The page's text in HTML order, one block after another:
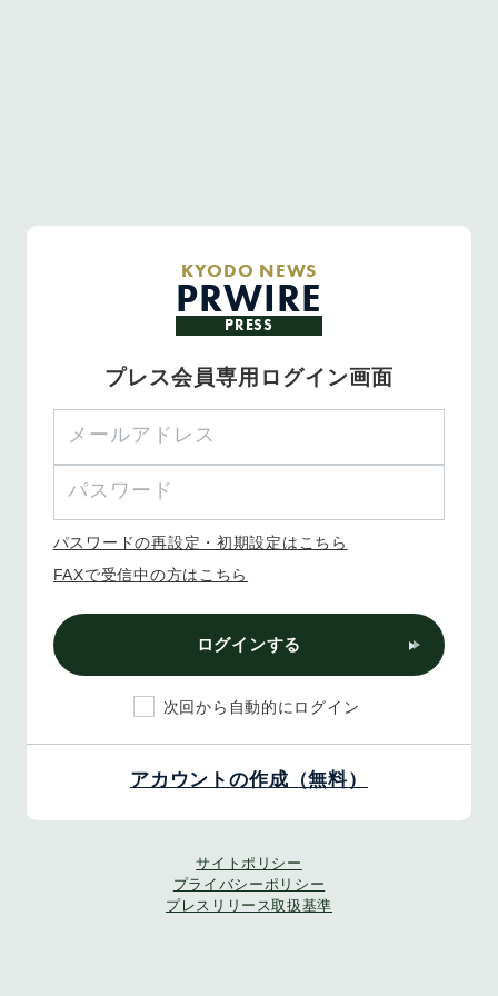
KYODO NEWS
PRWIRE
PRESS
プレス会員専用ログイン画面
パスワードの再設定・初期設定はこちら
FAXで受信中の方はこちら
ログインする
次回から自動的にログイン
アカウントの作成（無料）
サイトポリシー
プライバシーポリシー
プレスリリース取扱基準